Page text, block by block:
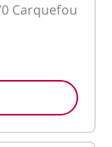
Carquefou